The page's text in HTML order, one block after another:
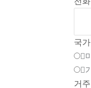
국
거